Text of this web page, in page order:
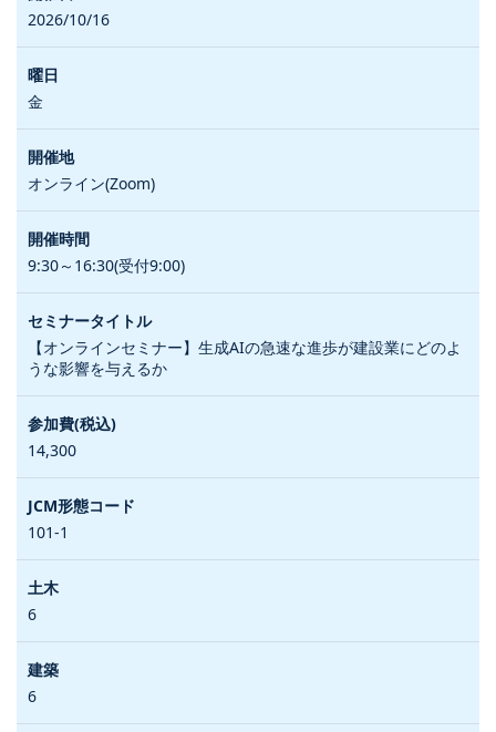
2026/10/16
金
オンライン(Zoom)
9:30～16:30(受付9:00)
【オンラインセミナー】生成AIの急速な進歩が建設業にどのよ
うな影響を与えるか
14,300
101-1
6
6